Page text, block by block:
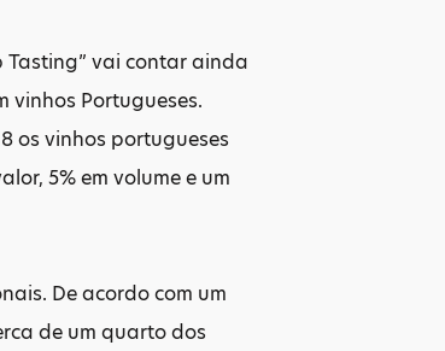
Tasting” vai contar ainda
vinhos Portugueses.
os vinhos portugueses
5% em volume e um
De acordo com um
de um quarto dos